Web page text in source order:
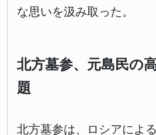
な思いを汲み取った。
北方墓参、元島民の
題
北方墓参は、ロシアによ